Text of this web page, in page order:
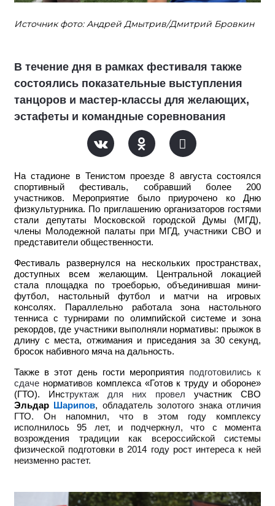
Источник фото: Андрей Дмытрив/Дмитрий Бровкин
В течение дня в рамках фестиваля также
состоялись показательные выступления
танцоров и мастер-классы для желающих,
эстафеты и командные соревнования
На стадионе в Тенистом проезде 8 августа состоялся
спортивный фестиваль, собравший более 200
участников. Мероприятие было приурочено ко Дню
физкультурника. По приглашению организаторов гостями
стали депутаты Московской городской Думы (МГД),
члены Молодежной палаты при МГД, участники СВО и
представители общественности.
Фестиваль развернулся на нескольких пространствах,
доступных всем желающим. Центральной локацией
стала площадка по троеборью, объединившая мини-
футбол, настольный футбол и матчи на игровых
консолях. Параллельно работала зона настольного
тенниса с турнирами по олимпийской системе и зона
рекордов, где участники выполняли нормативы: прыжок в
длину с места, отжимания и приседания за 30 секунд,
бросок набивного мяча на дальность.
Также в этот день гости мероприятия подготовились к
сдаче нормативовкомплекса «Готов к труду и обороне»
(ГТО). Инструктаж для них провел
участник СВО
Эльдар
Шарипов, обладатель золотого знака отличия
ГТО. Он напомнил, что в этом году комплексу
исполнилось 95 лет, и подчеркнул, что с момента
возрождения традиции как всероссийской системы
физической подготовки в 2014 году рост интереса к ней
неизменно растет.